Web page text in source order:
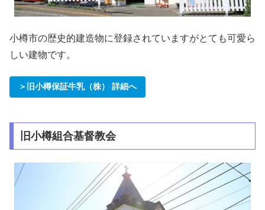
小樽市の歴史的建造物に登録されていますがとても可愛ら
しい建物です。
＞旧小樽保証牛乳（株） 詳細へ
旧小樽組合基督教会